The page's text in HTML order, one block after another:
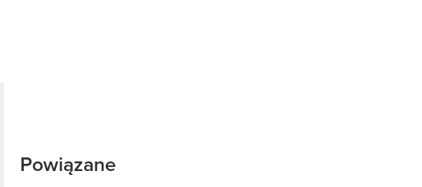
Powiązane